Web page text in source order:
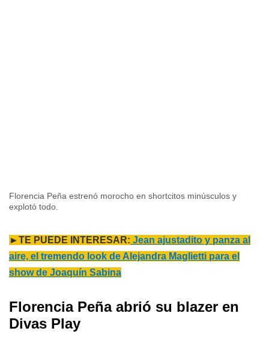
Florencia Peña estrenó morocho en shortcitos minúsculos y
explotó todo.
►TE PUEDE INTERESAR: Jean ajustadito y panza al
aire, el tremendo look de Alejandra Maglietti para el
show de Joaquín Sabina
Florencia Peña abrió su blazer en
Divas Play